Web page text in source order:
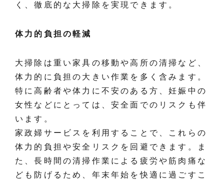
く、徹底的な大掃除を実現できます。
体力的負担の軽減
大掃除は重い家具の移動や高所の清掃など、
体力的に負担の大きい作業を多く含みます。
特に高齢者や体力に不安のある方、妊娠中の
女性などにとっては、安全面でのリスクも伴
います。
家政婦サービスを利用することで、これらの
体力的負担や安全リスクを回避できます。ま
た、長時間の清掃作業による疲労や筋肉痛な
ども防げるため、年末年始を快適に過ごすこ